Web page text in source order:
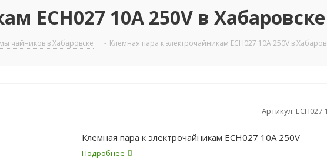
ECH027 10А 250V в Хабаровске
чайников в Хабаровске - Клемная пара к электрочайникам ECH027 10А 250V в
Артикул: ECH027
Клемная пара к электрочайникам ECH027 10А 250V
Подробнее